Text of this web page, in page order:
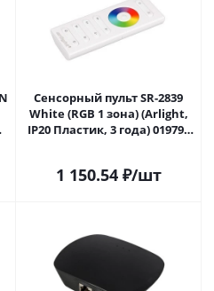
Сенсорный пульт SR-2839
White (RGB 1 зона) (Arlight,
IP20 Пластик, 3 года) 019790
1 150.54₽/шт